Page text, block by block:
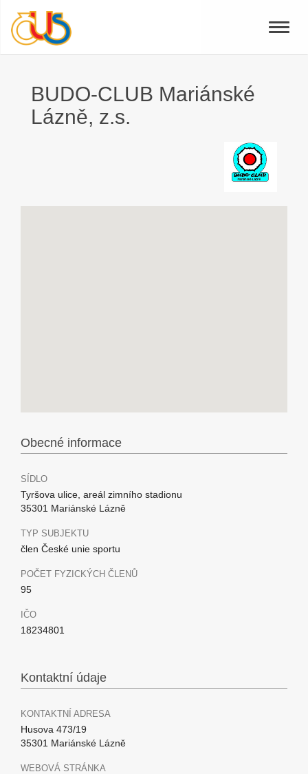
Toggle
BUDO-CLUB Mariánské
Lázně, z.s.
Obecné informace
SÍDLO
Tyršova ulice, areál zimního stadionu
35301 Mariánské Lázně
TYP SUBJEKTU
člen České unie sportu
POČET FYZICKÝCH ČLENŮ
95
IČO
18234801
Kontaktní údaje
KONTAKTNÍ ADRESA
Husova 473/19
35301 Mariánské Lázně
WEBOVÁ STRÁNKA